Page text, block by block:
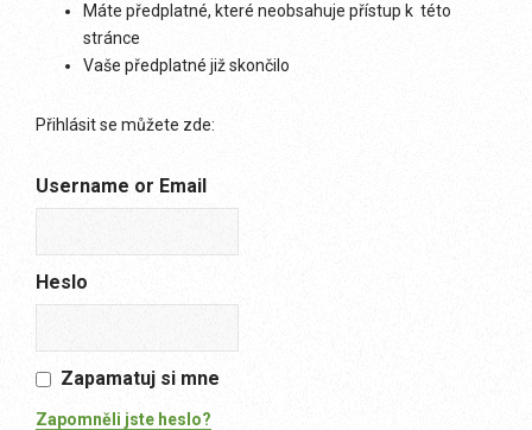
Máte předplatné, které neobsahuje přístup k této
stránce
Vaše předplatné již skončilo
Přihlásit se můžete zde:
Username or Email
Heslo
Zapamatuj si mne
Zapomněli jste heslo?